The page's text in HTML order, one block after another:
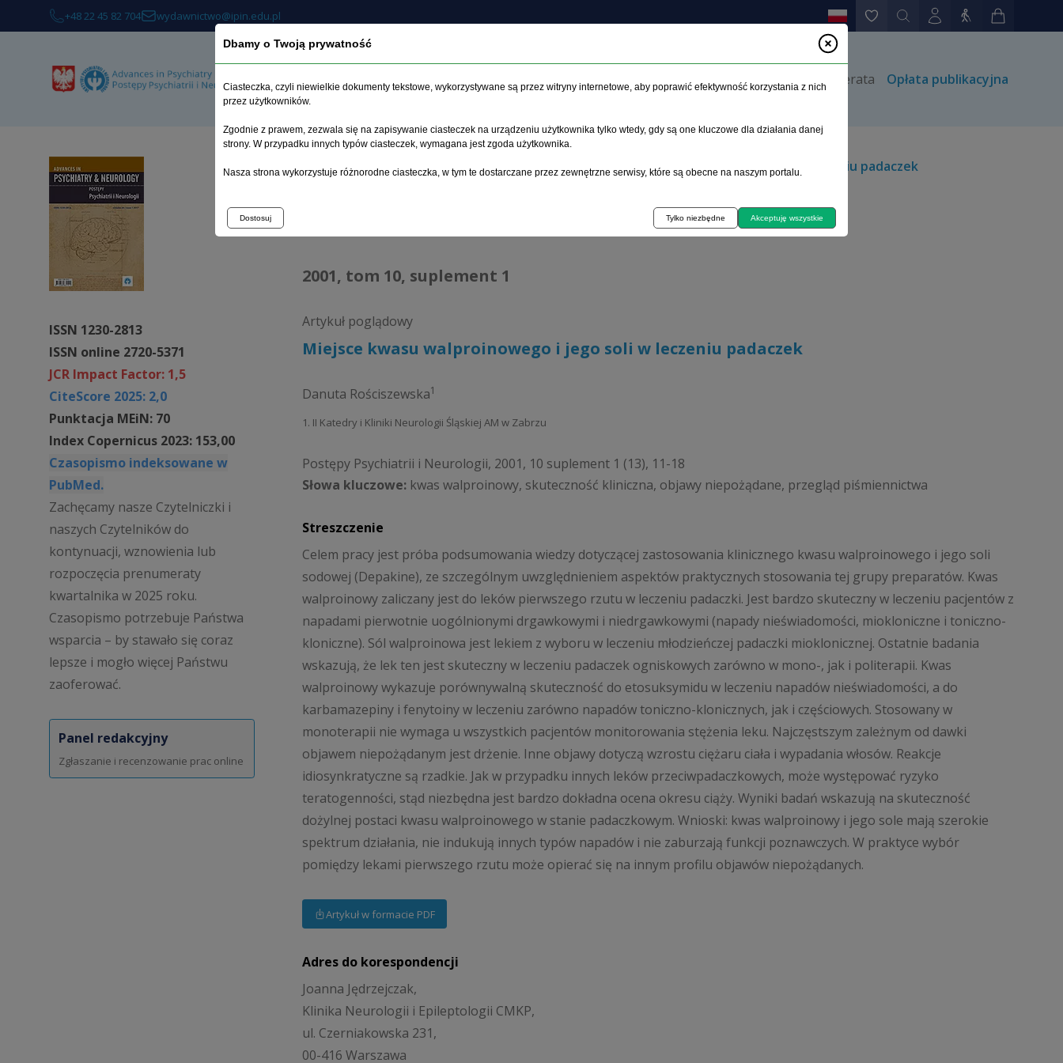
+48 22 45 82 704 wydawnictwo@ipin.edu.pl
O czasopiśmie Archiwum Etyka Instrukcja dla autorów Kontakt Prenumerata Opłata publikacyjna
ISSN 1230-2813
ISSN online 2720-5371
JCR Impact Factor: 1,5
CiteScore 2025: 2,0
Punktacja MEiN: 70
Index Copernicus 2023: 153,00
Czasopismo indeksowane w
PubMed.
Zachęcamy nasze Czytelniczki i
naszych Czytelników do
kontynuacji, wznowienia lub
rozpoczęcia prenumeraty
kwartalnika w 2025 roku.
Czasopismo potrzebuje Państwa
wsparcia – by stawało się coraz
lepsze i mogło więcej Państwu
zaoferować.
Panel redakcyjny
Zgłaszanie i recenzowanie prac online
Strona główna >Archiwum>suplement 1>Miejsce kwasu walproinowego i jego soli w leczeniu padaczek
2001, tom 10, suplement 1
Artykuł poglądowy
Miejsce kwasu walproinowego i jego soli w leczeniu padaczek
Danuta Rościszewska1
1. II Katedry i Kliniki Neurologii Śląskiej AM w Zabrzu
Postępy Psychiatrii i Neurologii, 2001, 10 suplement 1 (13), 11-18
Słowa kluczowe: kwas walproinowy, skuteczność kliniczna, objawy niepożądane, przegląd piśmiennictwa
Streszczenie
Celem pracy jest próba podsumowania wiedzy dotyczącej zastosowania klinicznego kwasu walproinowego i jego soli
sodowej (Depakine), ze szczególnym uwzględnieniem aspektów praktycznych stosowania tej grupy preparatów. Kwas
walproinowy zaliczany jest do leków pierwszego rzutu w leczeniu padaczki. Jest bardzo skuteczny w leczeniu pacjentów z
napadami pierwotnie uogólnionymi drgawkowymi i niedrgawkowymi (napady nieświadomości, miokloniczne i toniczno-
kloniczne). Sól walproinowa jest lekiem z wyboru w leczeniu młodzieńczej padaczki mioklonicznej. Ostatnie badania
wskazują, że lek ten jest skuteczny w leczeniu padaczek ogniskowych zarówno w mono-, jak i politerapii. Kwas
walproinowy wykazuje porównywalną skuteczność do etosuksymidu w leczeniu napadów nieświadomości, a do
karbamazepiny i fenytoiny w leczeniu zarówno napadów toniczno-klonicznych, jak i częściowych. Stosowany w
monoterapii nie wymaga u wszystkich pacjentów monitorowania stężenia leku. Najczęstszym zależnym od dawki
objawem niepożądanym jest drżenie. Inne objawy dotyczą wzrostu ciężaru ciała i wypadania włosów. Reakcje
idiosynkratyczne są rzadkie. Jak w przypadku innych leków przeciwpadaczkowych, może występować ryzyko
teratogenności, stąd niezbędna jest bardzo dokładna ocena okresu ciąży. Wyniki badań wskazują na skuteczność
dożylnej postaci kwasu walproinowego w stanie padaczkowym. Wnioski: kwas walproinowy i jego sole mają szerokie
spektrum działania, nie indukują innych typów napadów i nie zaburzają funkcji poznawczych. W praktyce wybór
pomiędzy lekami pierwszego rzutu może opierać się na innym profilu objawów niepożądanych.
Artykuł w formacie PDF
Adres do korespondencji
Joanna Jędrzejczak,
Klinika Neurologii i Epileptologii CMKP,
ul. Czerniakowska 231,
00-416 Warszawa
Dbamy o Twoją prywatność
Ciasteczka, czyli niewielkie dokumenty tekstowe, wykorzystywane są przez witryny internetowe, aby poprawić efektywność korzystania z nich
przez użytkowników.
Zgodnie z prawem, zezwala się na zapisywanie ciasteczek na urządzeniu użytkownika tylko wtedy, gdy są one kluczowe dla działania danej
strony. W przypadku innych typów ciasteczek, wymagana jest zgoda użytkownika.
Nasza strona wykorzystuje różnorodne ciasteczka, w tym te dostarczane przez zewnętrzne serwisy, które są obecne na naszym portalu.
Dostosuj Tylko niezbędne Akceptuję wszystkie